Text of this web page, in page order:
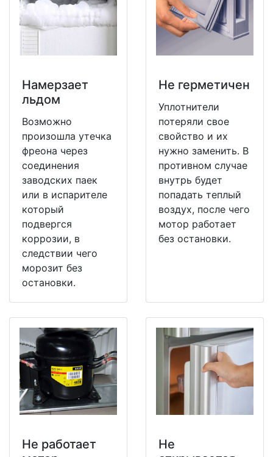
Намерзает
льдом
Возможно
произошла утечка
фреона через
соединения
заводских паек
или в испарителе
который
подвергся
коррозии, в
следствии чего
морозит без
остановки.
Не герметичен
Уплотнители
потеряли свое
свойство и их
нужно заменить. В
противном случае
внутрь будет
попадать теплый
воздух, после чего
мотор работает
без остановки.
Не работает
Не